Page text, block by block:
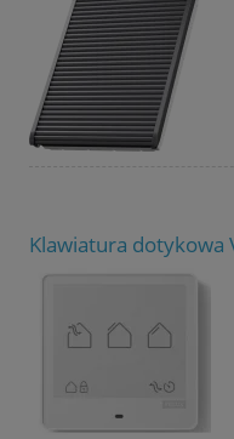
Klawiatura dotykowa